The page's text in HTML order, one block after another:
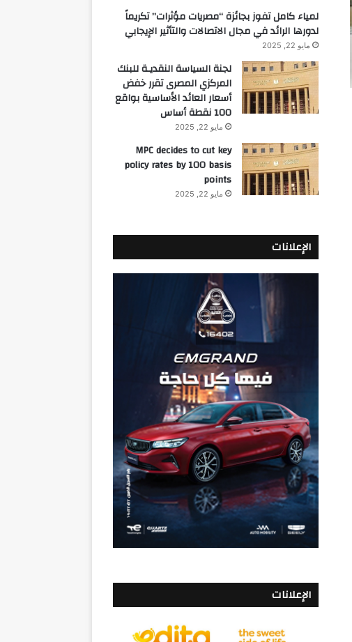
لمياء كامل تفوز بجائزة “مصريات مؤثرات” تكريماً
لدورها الرائد في مجال الاتصالات والتأثير الإيجابي
مايو 22, 2025
لجنة السياسة النقديـة للبنك
المركزي المصرى تقرر خفض
أسعار العائد الأساسية بواقع
100 نقطة أساس
مايو 22, 2025
MPC decides to cut key
policy rates by 100 basis
points
مايو 22, 2025
الإعلانات
الإعلانات